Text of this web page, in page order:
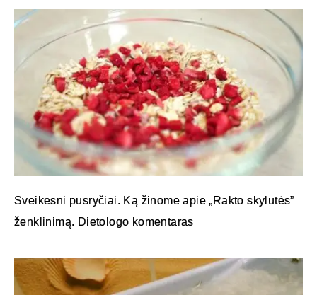
Sveikesni pusryčiai. Ką žinome apie „Rakto skylutės”
ženklinimą. Dietologo komentaras